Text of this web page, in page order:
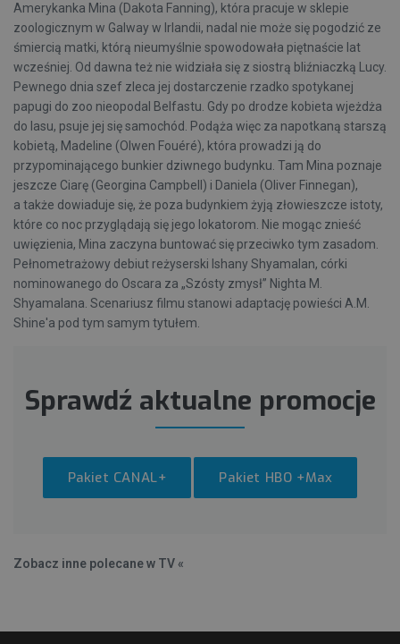
Amerykanka Mina (Dakota Fanning), która pracuje w sklepie
zoologicznym w Galway w Irlandii, nadal nie może się pogodzić ze
śmiercią matki, którą nieumyślnie spowodowała piętnaście lat
wcześniej. Od dawna też nie widziała się z siostrą bliźniaczką Lucy.
Pewnego dnia szef zleca jej dostarczenie rzadko spotykanej
papugi do zoo nieopodal Belfastu. Gdy po drodze kobieta wjeżdża
do lasu, psuje jej się samochód. Podąża więc za napotkaną starszą
kobietą, Madeline (Olwen Fouéré), która prowadzi ją do
przypominającego bunkier dziwnego budynku. Tam Mina poznaje
jeszcze Ciarę (Georgina Campbell) i Daniela (Oliver Finnegan),
a także dowiaduje się, że poza budynkiem żyją złowieszcze istoty,
które co noc przyglądają się jego lokatorom. Nie mogąc znieść
uwięzienia, Mina zaczyna buntować się przeciwko tym zasadom.
Pełnometrażowy debiut reżyserski Ishany Shyamalan, córki
nominowanego do Oscara za „Szósty zmysł” Nighta M.
Shyamalana. Scenariusz filmu stanowi adaptację powieści A.M.
Shine'a pod tym samym tytułem.
Sprawdź aktualne promocje
Pakiet CANAL+ Pakiet HBO +Max
Zobacz inne polecane w TV «